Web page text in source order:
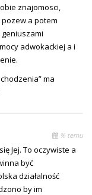
znajomosci,
a potem
adwokackiej a i
ma
% temu
Jej. To oczywiste a
być
działalność
by im